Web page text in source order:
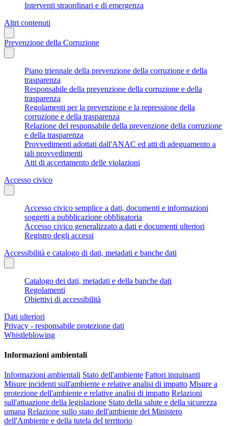
Interventi straordinari e di emergenza
Altri contenuti
Prevenzione della Corruzione
Piano triennale della prevenzione della corruzione e della
trasparenza
Responsabile della prevenzione della corruzione e della
trasparenza
Regolamenti per la prevenzione e la repressione della
corruzione e della trasparenza
Relazione del responsabile della prevenzione della corruzione
e della trasparenza
Provvedimenti adottati dall'ANAC ed atti di adeguamento a
tali provvedimenti
Atti di accertamento delle violazioni
Accesso civico
Accesso civico semplice a dati, documenti e informazioni
soggetti a pubblicazione obbligatoria
Accesso civico generalizzato a dati e documenti ulteriori
Registro degli accessi
Accessibilità e catalogo di dati, metadati e banche dati
Catalogo dei dati, metadati e della banche dati
Regolamenti
Obiettivi di accessibilità
Dati ulteriori
Privacy - responsabile protezione dati
Whistleblowing
Informazioni ambientali
Informazioni ambientali Stato dell'ambiente Fattori inquinanti
Misure incidenti sull'ambiente e relative analisi di impatto Misure a
protezione dell'ambiente e relative analisi di impatto Relazioni
sull'attuazione della legislazione Stato della salute e della sicurezza
umana Relazione sullo stato dell'ambiente del Ministero
dell'Ambiente e della tutela del territorio